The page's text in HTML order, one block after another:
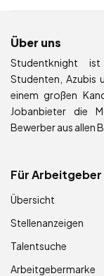
Über uns
Studentknight
Studenten, Azubis
einem großen
Jobanbieter die
Bewerber aus allen
Für Arbeitgeber
Übersicht
Stellenanzeigen
Talentsuche
Arbeitgebermarke